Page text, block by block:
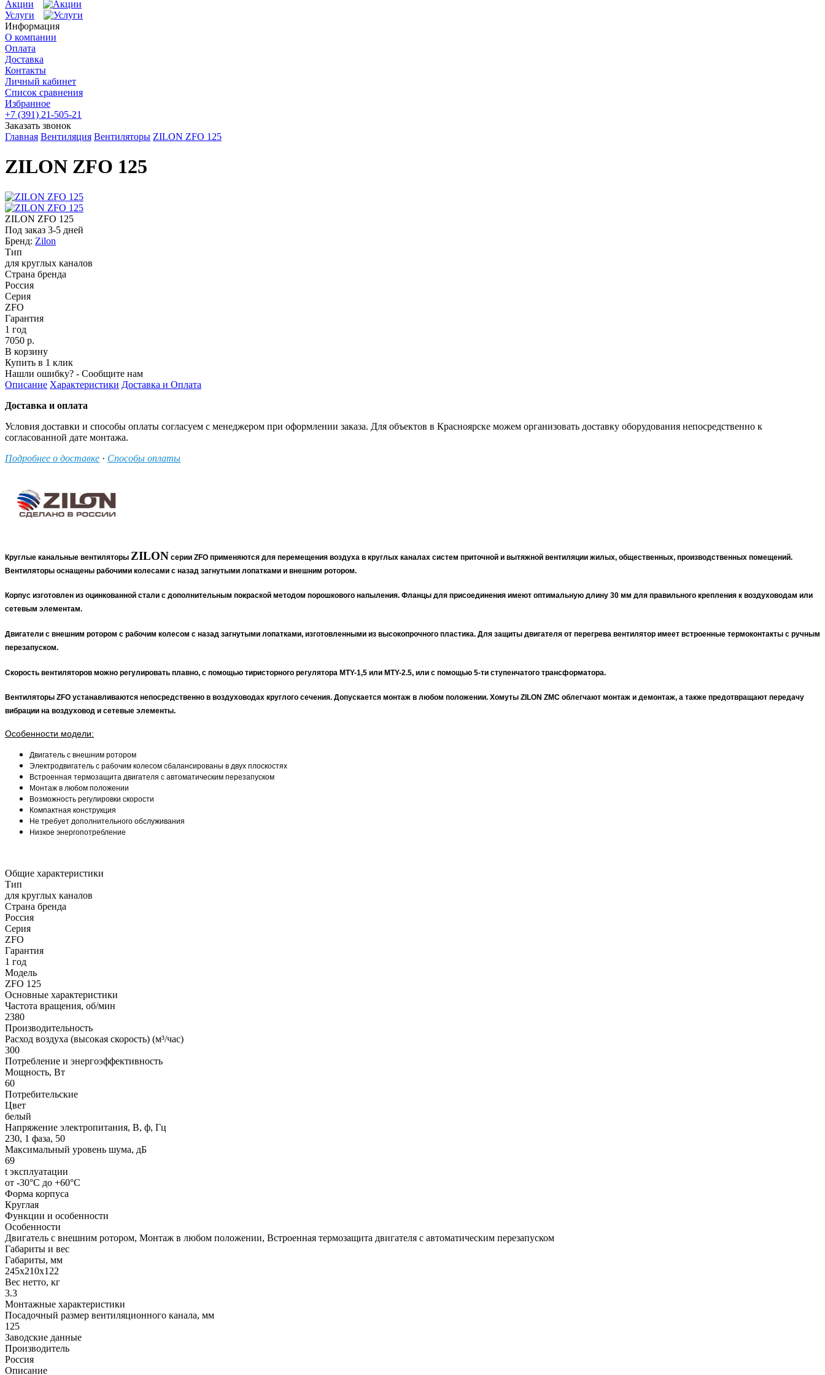
Акции
Услуги
Информация
О компании
Оплата
Доставка
Контакты
Личный кабинет
Список сравнения
Избранное
+7 (391) 21-505-21
Заказать звонок
Главная Вентиляция Вентиляторы ZILON ZFO 125
ZILON ZFO 125
ZILON ZFO 125
Под заказ 3-5 дней
Бренд: Zilon
Тип
для круглых каналов
Страна бренда
Россия
Серия
ZFO
Гарантия
1 год
7050 р.
В корзину
Купить в 1 клик
Нашли ошибку? - Сообщите нам
Описание Характеристики Доставка и Оплата
Доставка и оплата
Условия доставки и способы оплаты согласуем с менеджером при оформлении заказа. Для объектов в Красноярске можем организовать доставку оборудования непосредственно к
согласованной дате монтажа.
Подробнее о доставке · Способы оплаты
Круглые канальные вентиляторы ZILON​ серии ZFO применяются для перемещения воздуха в круглых каналах систем приточной и вытяжной вентиляции жилых, общественных, производственных помещений.
Вентиляторы оснащены рабочими колесами с назад загнутыми лопатками и внешним ротором.
Корпус изготовлен из оцинкованной стали с дополнительным покраской методом порошкового напыления. Фланцы для присоединения имеют оптимальную длину 30 мм для правильного крепления к воздуховодам или
сетевым элементам.
Двигатели с внешним ротором с рабочим колесом с назад загнутыми лопатками, изготовленными из высокопрочного пластика. Для защиты двигателя от перегрева вентилятор имеет встроенные термоконтакты с ручным
перезапуском.
Скорость вентиляторов можно регулировать плавно, с помощью тиристорного регулятора MTY-1,5 или MTY-2.5, или с помощью 5-ти ступенчатого трансформатора.
Вентиляторы ZFO устанавливаются непосредственно в воздуховодах круглого сечения. Допускается монтаж в любом положении. Хомуты ZILON ZMC облегчают монтаж и демонтаж, а также предотвращают передачу
вибрации на воздуховод и сетевые элементы.
Особенности модели:
Двигатель с внешним ротором
Электродвигатель с рабочим колесом сбалансированы в двух плоскостях
Встроенная термозащита двигателя с автоматическим перезапуском
Монтаж в любом положении
Возможность регулировки скорости
Компактная конструкция
Не требует дополнительного обслуживания
Низкое энергопотребление
Общие характеристики
Тип
для круглых каналов
Страна бренда
Россия
Серия
ZFO
Гарантия
1 год
Модель
ZFO 125
Основные характеристики
Частота вращения, об/мин
2380
Производительность
Расход воздуха (высокая скорость) (м³/час)
300
Потребление и энергоэффективность
Мощность, Вт
60
Потребительские
Цвет
белый
Напряжение электропитания, В, ф, Гц
230, 1 фаза, 50
Максимальный уровень шума, дБ
69
t эксплуатации
от -30°С до +60°С
Форма корпуса
Круглая
Функции и особенности
Особенности
Двигатель с внешним ротором, Монтаж в любом положении, Встроенная термозащита двигателя с автоматическим перезапуском
Габариты и вес
Габариты, мм
245х210х122
Вес нетто, кг
3.3
Монтажные характеристики
Посадочный размер вентиляционного канала, мм
125
Заводские данные
Производитель
Россия
Описание